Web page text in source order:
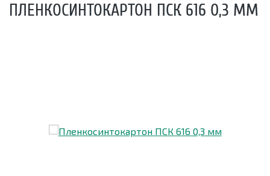
ПЛЕНКОСИНТОКАРТОН ПСК 616 0,3 ММ